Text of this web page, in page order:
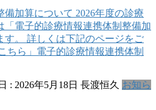
加算について 2026年度の診療
「電子的診療情報連携体制整備加
す。 詳しくは下記のページをご
ちら」電子的診療情報連携体制
: 2026年5月18日 長渡恒久 お知ら